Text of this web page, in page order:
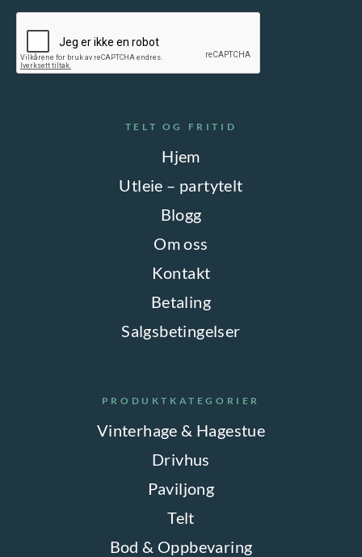
TELT OG FRITID
Hjem
Utleie – partytelt
Blogg
Om oss
Kontakt
Betaling
Salgsbetingelser
PRODUKTKATEGORIER
Vinterhage & Hagestue
Drivhus
Paviljong
Telt
Bod & Oppbevaring